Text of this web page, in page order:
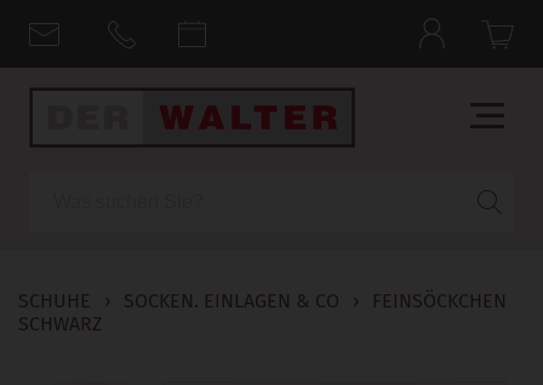
SCHUHE › SOCKEN. EINLAGEN & CO ›
FEINSÖCKCHEN
SCHWARZ